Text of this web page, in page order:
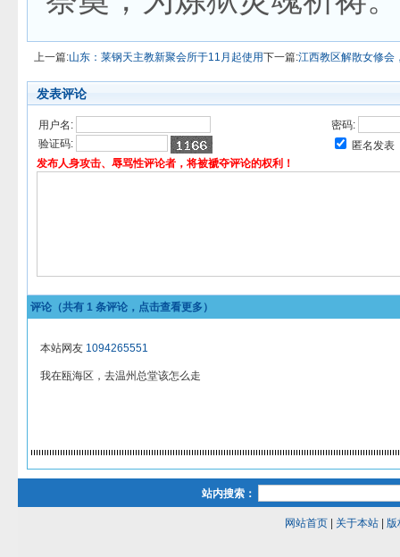
上一篇:山东：莱钢天主教新聚会所于11月起使用下一篇:江西教区解散女修会
发表评论
用户名:
密码:
验证码:
匿名发表
发布人身攻击、辱骂性评论者，将被褫夺评论的权利！
评论（共有 1 条评论，点击查看更多）
本站网友 1094265551
我在瓯海区，去温州总堂该怎么走
站内搜索：
网站首页| 关于本站| 版